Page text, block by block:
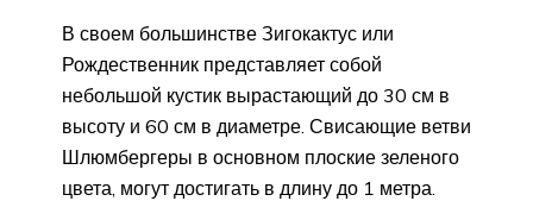
В своем большинстве Зигокактус или
Рождественник представляет собой
небольшой кустик вырастающий до 30 см в
высоту и 60 см в диаметре. Свисающие ветви
Шлюмбергеры в основном плоские зеленого
цвета, могут достигать в длину до 1 метра.